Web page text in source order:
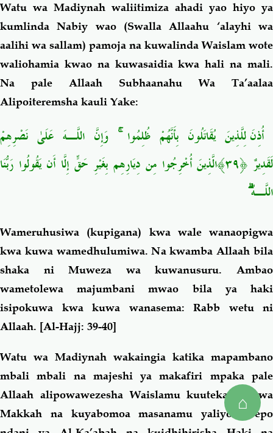
⌂
Watu wa Madiynah waliitimiza ahadi yao hiyo ya
kumlinda Nabiy wao (Swalla Allaahu ‘alayhi wa
aalihi wa sallam) pamoja na kuwalinda Waislam wote
waliohamia kwao na kuwasaidia kwa hali na mali.
Na pale Allaah Subhaanahu Wa Ta’aalaa
Alipoiteremsha kauli Yake:
أُذِنَ لِلَّذِينَ يُقَاتَلُونَ بِأَنَّهُمْ ظُلِمُوا ۚ وَإِنَّ اللَّـهَ عَلَىٰ نَصْرِهِمْ
لَقَدِيرٌ ﴿٣٩﴾الَّذِينَ أُخْرِجُوا مِن دِيَارِهِم بِغَيْرِ حَقٍّ إِلَّا أَن يَقُولُوا رَبُّنَا
اللَّـهُ ۗ
Wameruhusiwa (kupigana) kwa wale wanaopigwa
kwa kuwa wamedhulumiwa. Na kwamba Allaah bila
shaka ni Muweza wa kuwanusuru. Ambao
wametolewa majumbani mwao bila ya haki
isipokuwa kwa kuwa wanasema: Rabb wetu ni
Allaah. [Al-Hajj: 39-40]
Watu wa Madiynah wakaingia katika mapambano
mbali mbali na majeshi ya makafiri mpaka pale
Allaah alipowawezesha Waislamu kuuteka mji wa
Makkah na kuyabomoa masanamu yaliyokuwepo